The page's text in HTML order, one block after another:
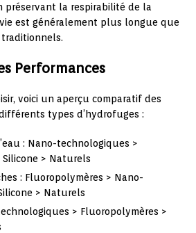
préservant la respirabilité de la
est généralement plus longue que
Performances
voici un aperçu comparatif des
types d’hydrofuges :
: Nano-technologiques >
> Naturels
: Fluoropolymères > Nano-
> Naturels
> Fluoropolymères >